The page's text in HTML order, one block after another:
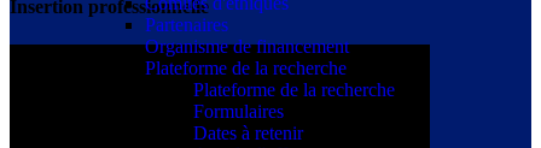
Partenaires
Organisme de financement
Plateforme de la recherche
Plateforme de la recherche
Formulaires
Dates à retenir
Insertion professionnelle